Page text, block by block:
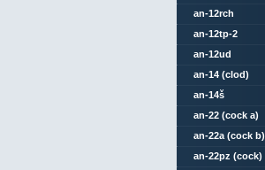
an-12rch
an-12tp-2
an-12ud
an-14 (clod)
an-14š
an-22 (cock a)
an-22a (cock b)
an-22pz (cock)